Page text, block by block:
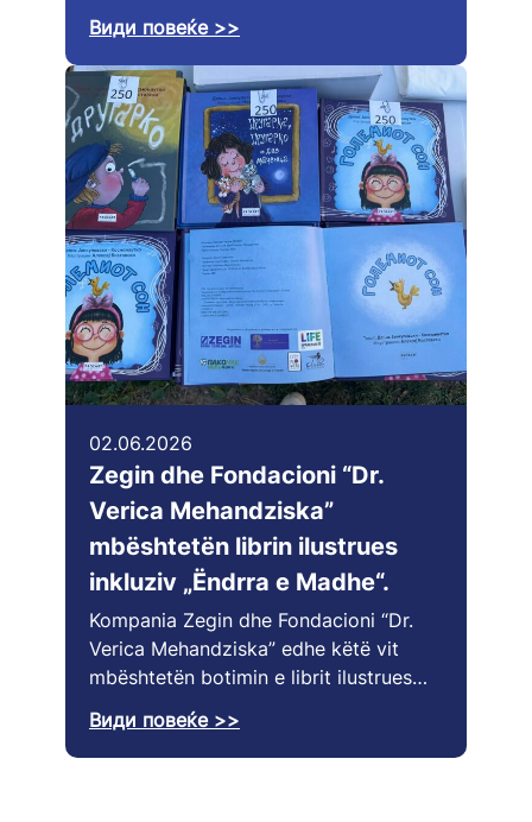
Види повеќе >>
02.06.2026
Zegin dhe Fondacioni “Dr.
Verica Mehandziska”
mbështetën librin ilustrues
inkluziv „Ëndrra e Madhe“.
Kompania Zegin dhe Fondacioni “Dr.
Verica Mehandziska” edhe këtë vit
mbështetën botimin e librit ilustrues…
Види повеќе >>